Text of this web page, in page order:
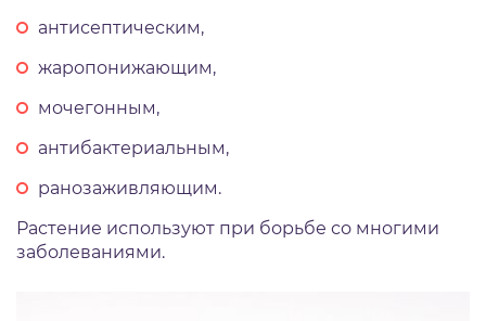
антисептическим,
жаропонижающим,
мочегонным,
антибактериальным,
ранозаживляющим.
Растение используют при борьбе со многими
заболеваниями.